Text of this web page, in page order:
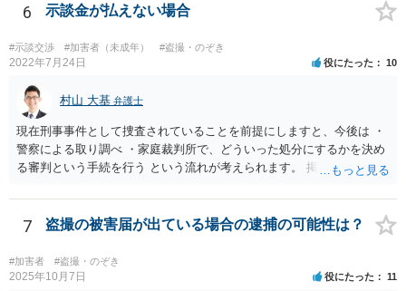
としては、示談金として〇万円払ってくださいと送ることになりま
は恐喝にはなりません。会社に言うとかネットに書き込むなどという
と恐喝になりえるので注意しましょう。 メッセージだけだと相手は何
す。 できれば直接会って話したほうがいいです。 もし難しければ弁護
士に依頼することも検討したほうがいいでしょう。弁護士に依頼しな
くても示談金をとれる場合もありますので、依頼するのがいいのかど
うかだけでも弁護士に相談してみるのがいいのではないでしょうか。
6 示談金が払えない場合
#示談交渉 #加害者（未成年） #盗撮・のぞき
2022年7月24日 役にたった 10
村山 大基 弁護士
現在刑事事件として捜査されていることを前提にしますと、今後は ・
警察による取り調べ ・家庭裁判所で、どういった処分にするかを決め
る審判という手続を行う という流れが考えられます。 掲示板上で詳し
るのが難しいので、 面談相談をお勧めします。
7 盗撮の被害届が出ている場合の逮捕の可能性は？
#加害者 #盗撮・のぞき
2025年10月7日 役にたった 11